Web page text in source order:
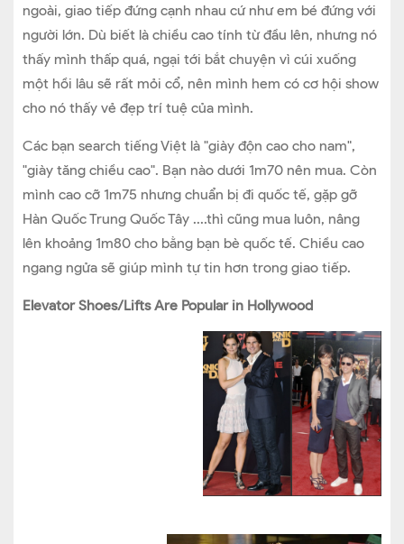
ngoài, giao tiếp đứng cạnh nhau cứ như em bé đứng với
người lớn. Dù biết là chiều cao tính từ đầu lên, nhưng nó
thấy mình thấp quá, ngại tới bắt chuyện vì cúi xuống
một hồi lâu sẽ rất mỏi cổ, nên mình hem có cơ hội show
cho nó thấy vẻ đẹp trí tuệ của mình.
Các bạn search tiếng Việt là "giày độn cao cho nam",
"giày tăng chiều cao". Bạn nào dưới 1m70 nên mua. Còn
mình cao cỡ 1m75 nhưng chuẩn bị đi quốc tế, gặp gỡ
Hàn Quốc Trung Quốc Tây ....thì cũng mua luôn, nâng
lên khoảng 1m80 cho bằng bạn bè quốc tế. Chiều cao
ngang ngửa sẽ giúp mình tự tin hơn trong giao tiếp.
Elevator Shoes/Lifts Are Popular in Hollywood